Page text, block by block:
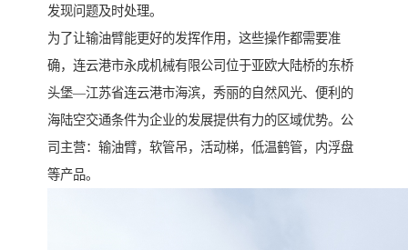
发现问题及时处理。
为了让输油臂能更好的发挥作用，这些操作都需要准
确，连云港市永成机械有限公司位于亚欧大陆桥的东桥
头堡—江苏省连云港市海滨，秀丽的自然风光、便利的
海陆空交通条件为企业的发展提供有力的区域优势。公
司主营：输油臂，软管吊，活动梯，低温鹤管，内浮盘
等产品。